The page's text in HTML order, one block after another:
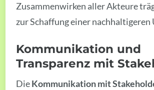
Zusammenwirken aller Akteure
zur Schaffung einer nachhaltigeren
Kommunikation und
Transparenz mit
DieKommunikation mit